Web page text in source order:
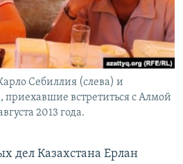
Себиллия (слева) и
приехавшие встретиться с Алмой
2013 года.
дел Казахстана Ерлан